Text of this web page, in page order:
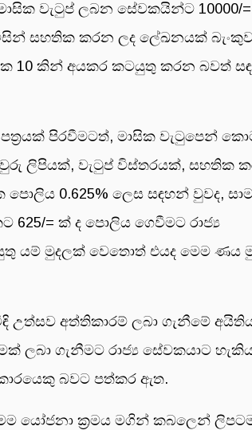
මාසික වැටුප් ලබන සේවකයින්ට 10000/
සහතික කරන ලද ලේඛනයක්
10 කින් අයකර කටයුතු කරන බවත්
පිරවීමටත්, මාසික වැටුපෙන්
ලිපියක්, වැටුප් විස්තරයක්, සහතික
0.625% ලෙස සඳහන් වුවද,
625/= ක් ද පොලිය ගෙවීමට රාජ්‍ය
යම් මුදලක් වෙතොත් එයද මෙම ණය
උත්සව අත්තිකාරම් ලබා ගැනීමේ
ගැනීමට රාජ්‍ය සේවකයාට
බවට පත්කර ඇත.
යෝජනා ක්‍රමය මගින් කබලෙන්